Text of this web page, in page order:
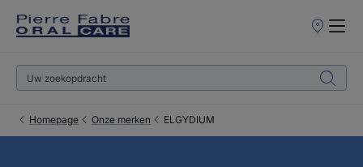
Homepage Onze merken ELGYDIUM